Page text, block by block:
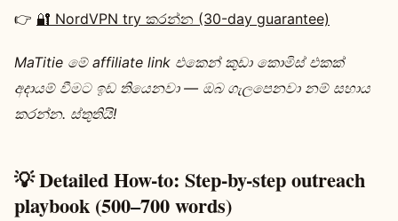
👉 🔐 NordVPN try කරන්න (30-day guarantee)
MaTitie මේ affiliate link එකෙන් කුඩා කොමිස් එකක්
අදායම් වීමට ඉඩ තියෙනවා — ඔබ ගැලපෙනවා නම් සහාය
කරන්න. ස්තුතියි!
💡 Detailed How-to: Step-by-step outreach
playbook (500–700 words)